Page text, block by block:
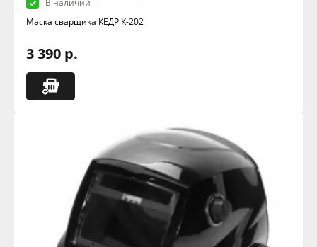
Маска сварщика КЕДР К-202
3 390 р.